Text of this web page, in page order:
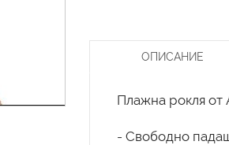
ОПИСАНИЕ
Плажна рокля от
- Свободно